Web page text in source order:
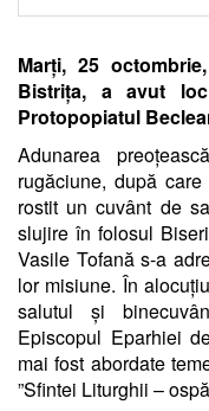
Marți, 25
Bistrița, a avut
Protopopiatul
Adunarea
rugăciune, după
rostit un cuvânt de
slujire în folosul
Vasile Tofană s-a
lor misiune. În
salutul și
Episcopul Eparhiei
mai fost abordate
”Sfintei Liturghii –